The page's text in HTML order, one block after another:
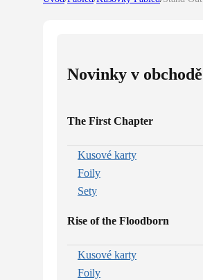
Novinky v obchodě
The First Chapter
Kusové karty
Foily
Sety
Rise of the Floodborn
Kusové karty
Foily